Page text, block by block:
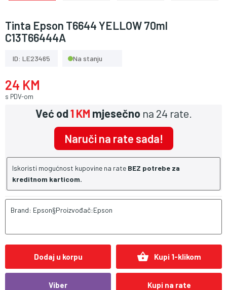
Tinta Epson T6644 YELLOW 70ml
C13T66444A
ID: LE23465 Na stanju
24 KM
s PDV-om
Već od1 KM mjesečno na 24 rate.
Naruči na rate sada!
Iskoristi mogućnost kupovine na rate BEZ potrebe za
kreditnom karticom.
Brand: Epson§Proizvođač:Epson
Dodaj u korpu shopping_basket Kupi 1-klikom
Viber Kupi na rate